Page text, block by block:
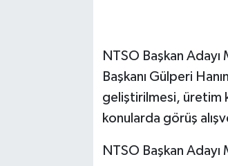
NTSO Başkan
Başkanı Gülperi
geliştirilmesi, üretim
konularda görüş
NTSO Başkan